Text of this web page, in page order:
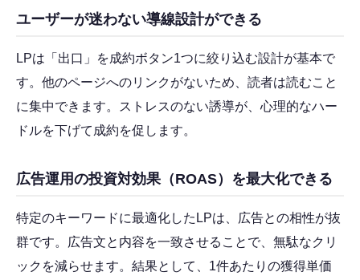
ユーザーが迷わない導線設計ができる
LPは「出口」を成約ボタン1つに絞り込む設計が基本で
す。他のページへのリンクがないため、読者は読むこと
に集中できます。ストレスのない誘導が、心理的なハー
ドルを下げて成約を促します。
広告運用の投資対効果（ROAS）を最大化できる
特定のキーワードに最適化したLPは、広告との相性が抜
群です。広告文と内容を一致させることで、無駄なクリ
ックを減らせます。結果として、1件あたりの獲得単価